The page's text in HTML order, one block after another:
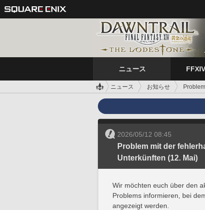
ニュース
ニュース お知らせ
2026/05/12 08:45
Problem mit der
Unterkünften (12. Mai)
Wir möchten euch über den
Problems informieren, bei
angezeigt werden.